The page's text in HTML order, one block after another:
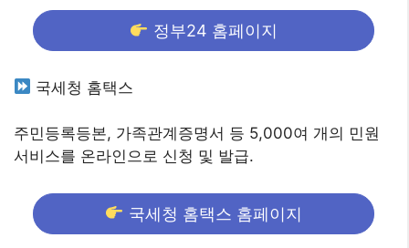
정부24 홈페이지
국세청 홈택스
주민등록등본, 가족관계증명서 등 5,000여 개의 민원
서비스를 온라인으로 신청 및 발급.
국세청 홈택스 홈페이지